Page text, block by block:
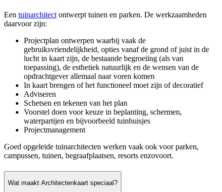
Een tuinarchitect ontwerpt tuinen en parken. De werkzaamheden
daarvoor zijn:
Projectplan ontwerpen waarbij vaak de
gebruiksvriendelijkheid, opties vanaf de grond of juist in de
lucht in kaart zijn, de bestaande begroeiing (als van
toepassing), de esthetiek natuurlijk en de wensen van de
opdrachtgever allemaal naar voren komen
In kaart brengen of het functioneel moet zijn of decoratief
Adviseren
Schetsen en tekenen van het plan
Voorstel doen voor keuze in beplanting, schermen,
waterpartijen en bijvoorbeeld tuinhuisjes
Projectmanagement
Goed opgeleide tuinarchitecten werken vaak ook voor parken,
campussen, tuinen, begraafplaatsen, resorts enzovoort.
Wat maakt Architectenkaart speciaal?